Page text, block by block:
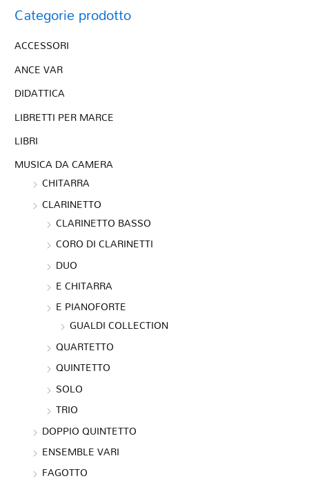
Categorie prodotto
ACCESSORI
ANCE VAR
DIDATTICA
LIBRETTI PER MARCE
LIBRI
MUSICA DA CAMERA
CHITARRA
CLARINETTO
CLARINETTO BASSO
CORO DI CLARINETTI
DUO
E CHITARRA
E PIANOFORTE
GUALDI COLLECTION
QUARTETTO
QUINTETTO
SOLO
TRIO
DOPPIO QUINTETTO
ENSEMBLE VARI
FAGOTTO